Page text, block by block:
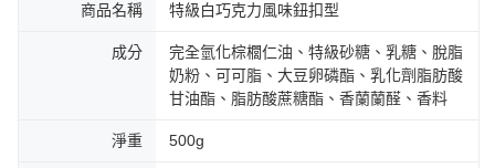
商品名稱 特級白巧克力風味鈕扣型
成分
完全氫化棕櫚仁油、特級砂糖、乳糖、脫脂
奶粉、可可脂、大豆卵磷酯、乳化劑脂肪酸
甘油酯、脂肪酸蔗糖酯、香蘭蘭醛、香料
淨重 500g